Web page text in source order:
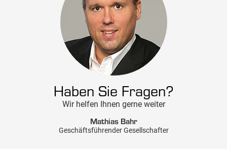
Haben Sie Fragen?
Wir helfen Ihnen gerne weiter
Mathias Bahr
Geschäftsführender Gesellschafter